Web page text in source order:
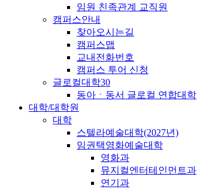
임원 친족관계 교직원
캠퍼스안내
찾아오시는길
캠퍼스맵
교내전화번호
캠퍼스 투어 신청
글로컬대학30
동아ㆍ동서 글로컬 연합대학
대학/대학원
대학
스텔라예술대학(2027년)
임권택영화예술대학
영화과
뮤지컬엔터테인먼트과
연기과